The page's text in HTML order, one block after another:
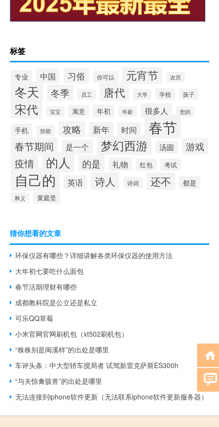
标签
专业 中国 习俗 你可以 元宵节 农历
冬天 冬季 员工 唐代 大学 学校 孩子
宋代 宝宝 寓意 年初 年龄 很多人 您的
手机 技能 攻略 新年 时间 春节
春节期间 是一个 梦幻西游 汤圆 游戏
疫情 的人 的是 礼物 红包 考试
自己的 英语 诗人 诗词 还不 都是
释义 黄庭坚
猜你想看的文章
环保仪器有哪些？详细讲解各类环保仪器的使用方法
大年初七要吃什么面包
春节活期理财有哪些
成都教科院是公立还是私立
可乐QQ草莓
小米官网官网刷机包（xt502刷机包）
“株株别是闽溪样”的出处是哪里
车评头条：中大型轿车搅局者 试驾新雷克萨斯ES300h
“与夫惊禽骇兽”的出处是哪里
无法连接到iphone软件更新（无法联系iphone软件更新服务器）